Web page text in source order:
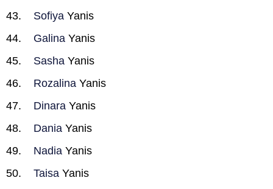
Sofiya Yanis
Galina Yanis
Sasha Yanis
Rozalina Yanis
Dinara Yanis
Dania Yanis
Nadia Yanis
Taisa Yanis